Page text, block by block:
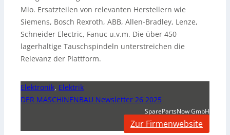
Mio. Ersatzteilen von relevanten Herstellern wie
Siemens, Bosch Rexroth, ABB, Allen-Bradley, Lenze,
Schneider Electric, Fanuc u.v.m. Die über 450
lagerhaltige Tauschspindeln unterstreichen die
Relevanz der Plattform.
Elektronik, Elektrik
DER MASCHINENBAU Newsletter 26 2025
SparePartsNow GmbH
Zur Firmenwebsite